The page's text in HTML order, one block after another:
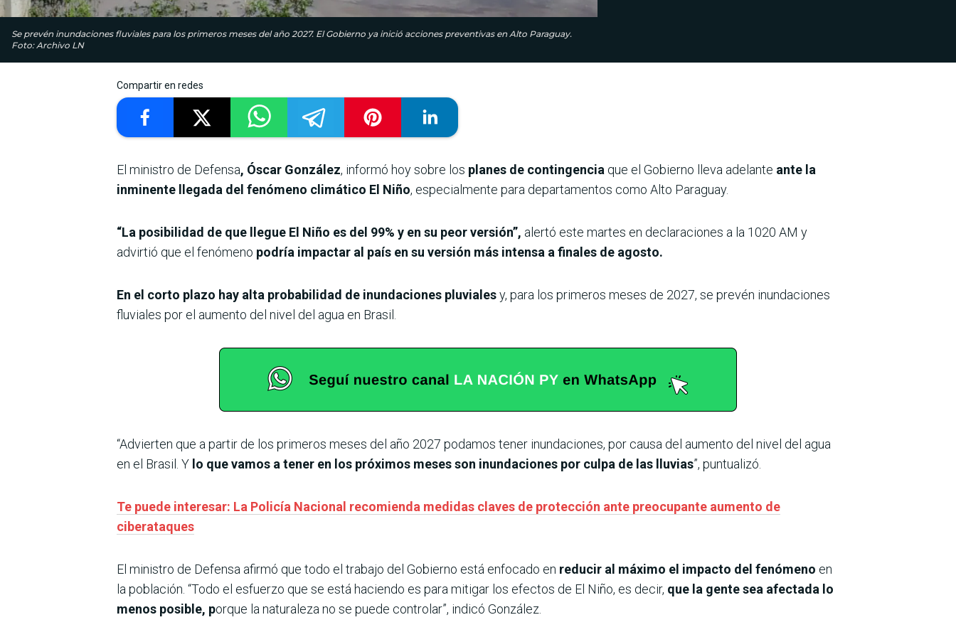
Se prevén inundaciones fluviales para los primeros meses del año 2027. El Gobierno ya inició acciones preventivas en Alto Paraguay.
Foto: Archivo LN
Compartir en redes
El ministro de Defensa, Óscar González, informó hoy sobre los planes de contingencia que el Gobierno lleva adelante ante la
inminente llegada del fenómeno climático El Niño, especialmente para departamentos como Alto Paraguay.
“La posibilidad de que llegue El Niño es del 99% y en su peor versión”, alertó este martes en declaraciones a la 1020 AM y
advirtió que el fenómeno podría impactar al país en su versión más intensa a finales de agosto.
En el corto plazo hay alta probabilidad de inundaciones pluvialesy, para los primeros meses de 2027, se prevén inundaciones
fluviales por el aumento del nivel del agua en Brasil.
“Advierten que a partir de los primeros meses del año 2027 podamos tener inundaciones, por causa del aumento del nivel del agua
en el Brasil. Y lo que vamos a tener en los próximos meses son inundaciones por culpa de las lluvias”, puntualizó.
Te puede interesar: La Policía Nacional recomienda medidas claves de protección ante preocupante aumento de
ciberataques
El ministro de Defensa afirmó que todo el trabajo del Gobierno está enfocado en reducir al máximo el impacto del fenómeno en
la población. “Todo el esfuerzo que se está haciendo es para mitigar los efectos de El Niño, es decir, que la gente sea afectada lo
menos posible, porque la naturaleza no se puede controlar”, indicó González.